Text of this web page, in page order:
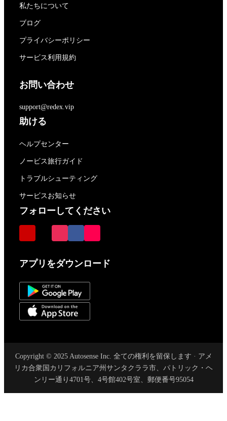
私たちについて
ブログ
プライバシーポリシー
サービス利用規約
お問い合わせ
support@redex.vip
助ける
ヘルプセンター
ノービス旅行ガイド
トラブルシューティング
サービスお知らせ
フォローしてください
アプリをダウンロード
Copyright © 2025 Autosense Inc. 全ての権利を留保します · アメ
リカ合衆国カリフォルニア州サンタクララ市、パトリック・ヘ
ンリー通り4701号、4号館402号室、郵便番号95054